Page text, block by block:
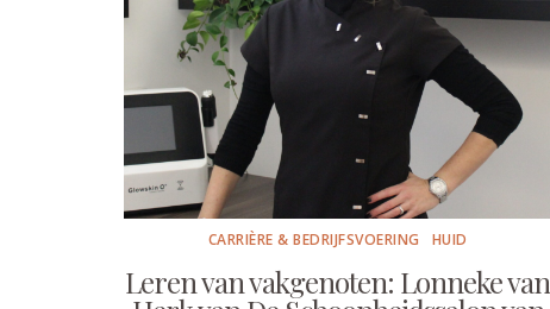
CARRIÈRE & BEDRIJFSVOERING HUID
Leren van vakgenoten: Lonneke van